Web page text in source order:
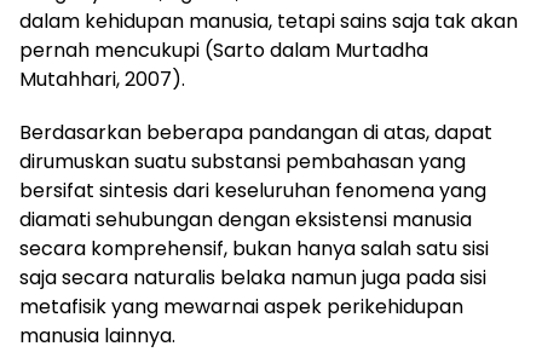
dalam kehidupan manusia, tetapi sains saja tak akan
pernah mencukupi (Sarto dalam Murtadha
Mutahhari, 2007).
Berdasarkan beberapa pandangan di atas, dapat
dirumuskan suatu substansi pembahasan yang
bersifat sintesis dari keseluruhan fenomena yang
diamati sehubungan dengan eksistensi manusia
secara komprehensif, bukan hanya salah satu sisi
saja secara naturalis belaka namun juga pada sisi
metafisik yang mewarnai aspek perikehidupan
manusia lainnya.